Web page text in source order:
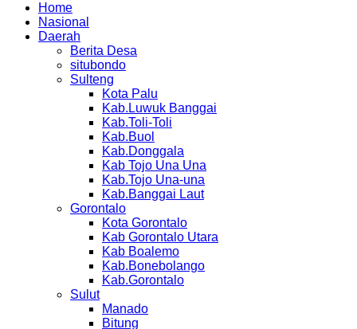
Home
Nasional
Daerah
Berita Desa
situbondo
Sulteng
Kota Palu
Kab.Luwuk Banggai
Kab.Toli-Toli
Kab.Buol
Kab.Donggala
Kab Tojo Una Una
Kab.Tojo Una-una
Kab.Banggai Laut
Gorontalo
Kota Gorontalo
Kab Gorontalo Utara
Kab Boalemo
Kab.Bonebolango
Kab.Gorontalo
Sulut
Manado
Bitung